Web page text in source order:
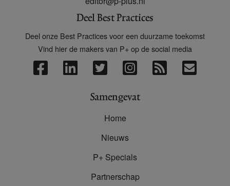
Deel Best Practices
Deel onze Best Practices voor een duurzame toekomst
Vind hier de makers van P+ op de social media
Samengevat
Home
Nieuws
P+ Specials
Partnerschap